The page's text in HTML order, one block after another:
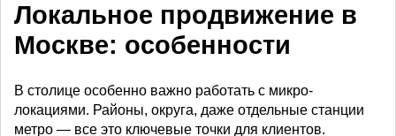
Локальное продвижение в
Москве: особенности
В столице особенно важно работать с микро-
локациями. Районы, округа, даже отдельные станции
метро — все это ключевые точки для клиентов.